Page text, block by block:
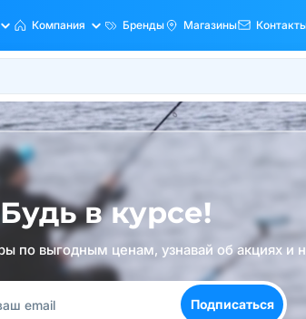
Компания Бренды Магазины
Будь в курсе!
по выгодным ценам, узнавай об акциях и
Подписаться